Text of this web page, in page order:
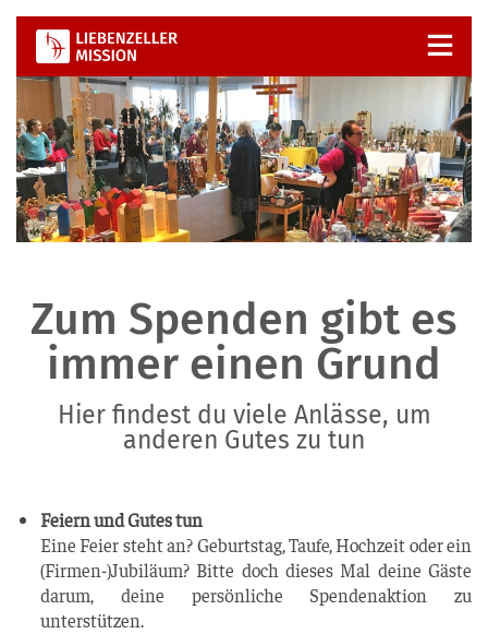
Zum
Inhalt
springen
Zum Spenden gibt es
immer einen Grund
Hier findest du viele Anlässe, um
anderen Gutes zu tun
Fei­ern und Gutes tun
Eine Fei­er steht an? Geburts­tag, Tau­fe, Hoch­zeit oder ein
(Firmen-)Jubiläum? Bit­te doch die­ses Mal dei­ne Gäs­te
dar­um, dei­ne per­sön­li­che Spen­den­ak­ti­on zu
unterstützen.